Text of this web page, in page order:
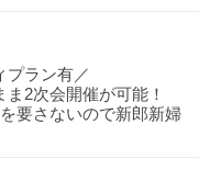
プラン有／
2次会開催が可能！
要さないので新郎新婦